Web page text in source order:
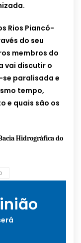
Rios Piancó-
do seu
membros do
vai discutir o
paralisada e
tempo,
e quais são os
Hidrográfica do